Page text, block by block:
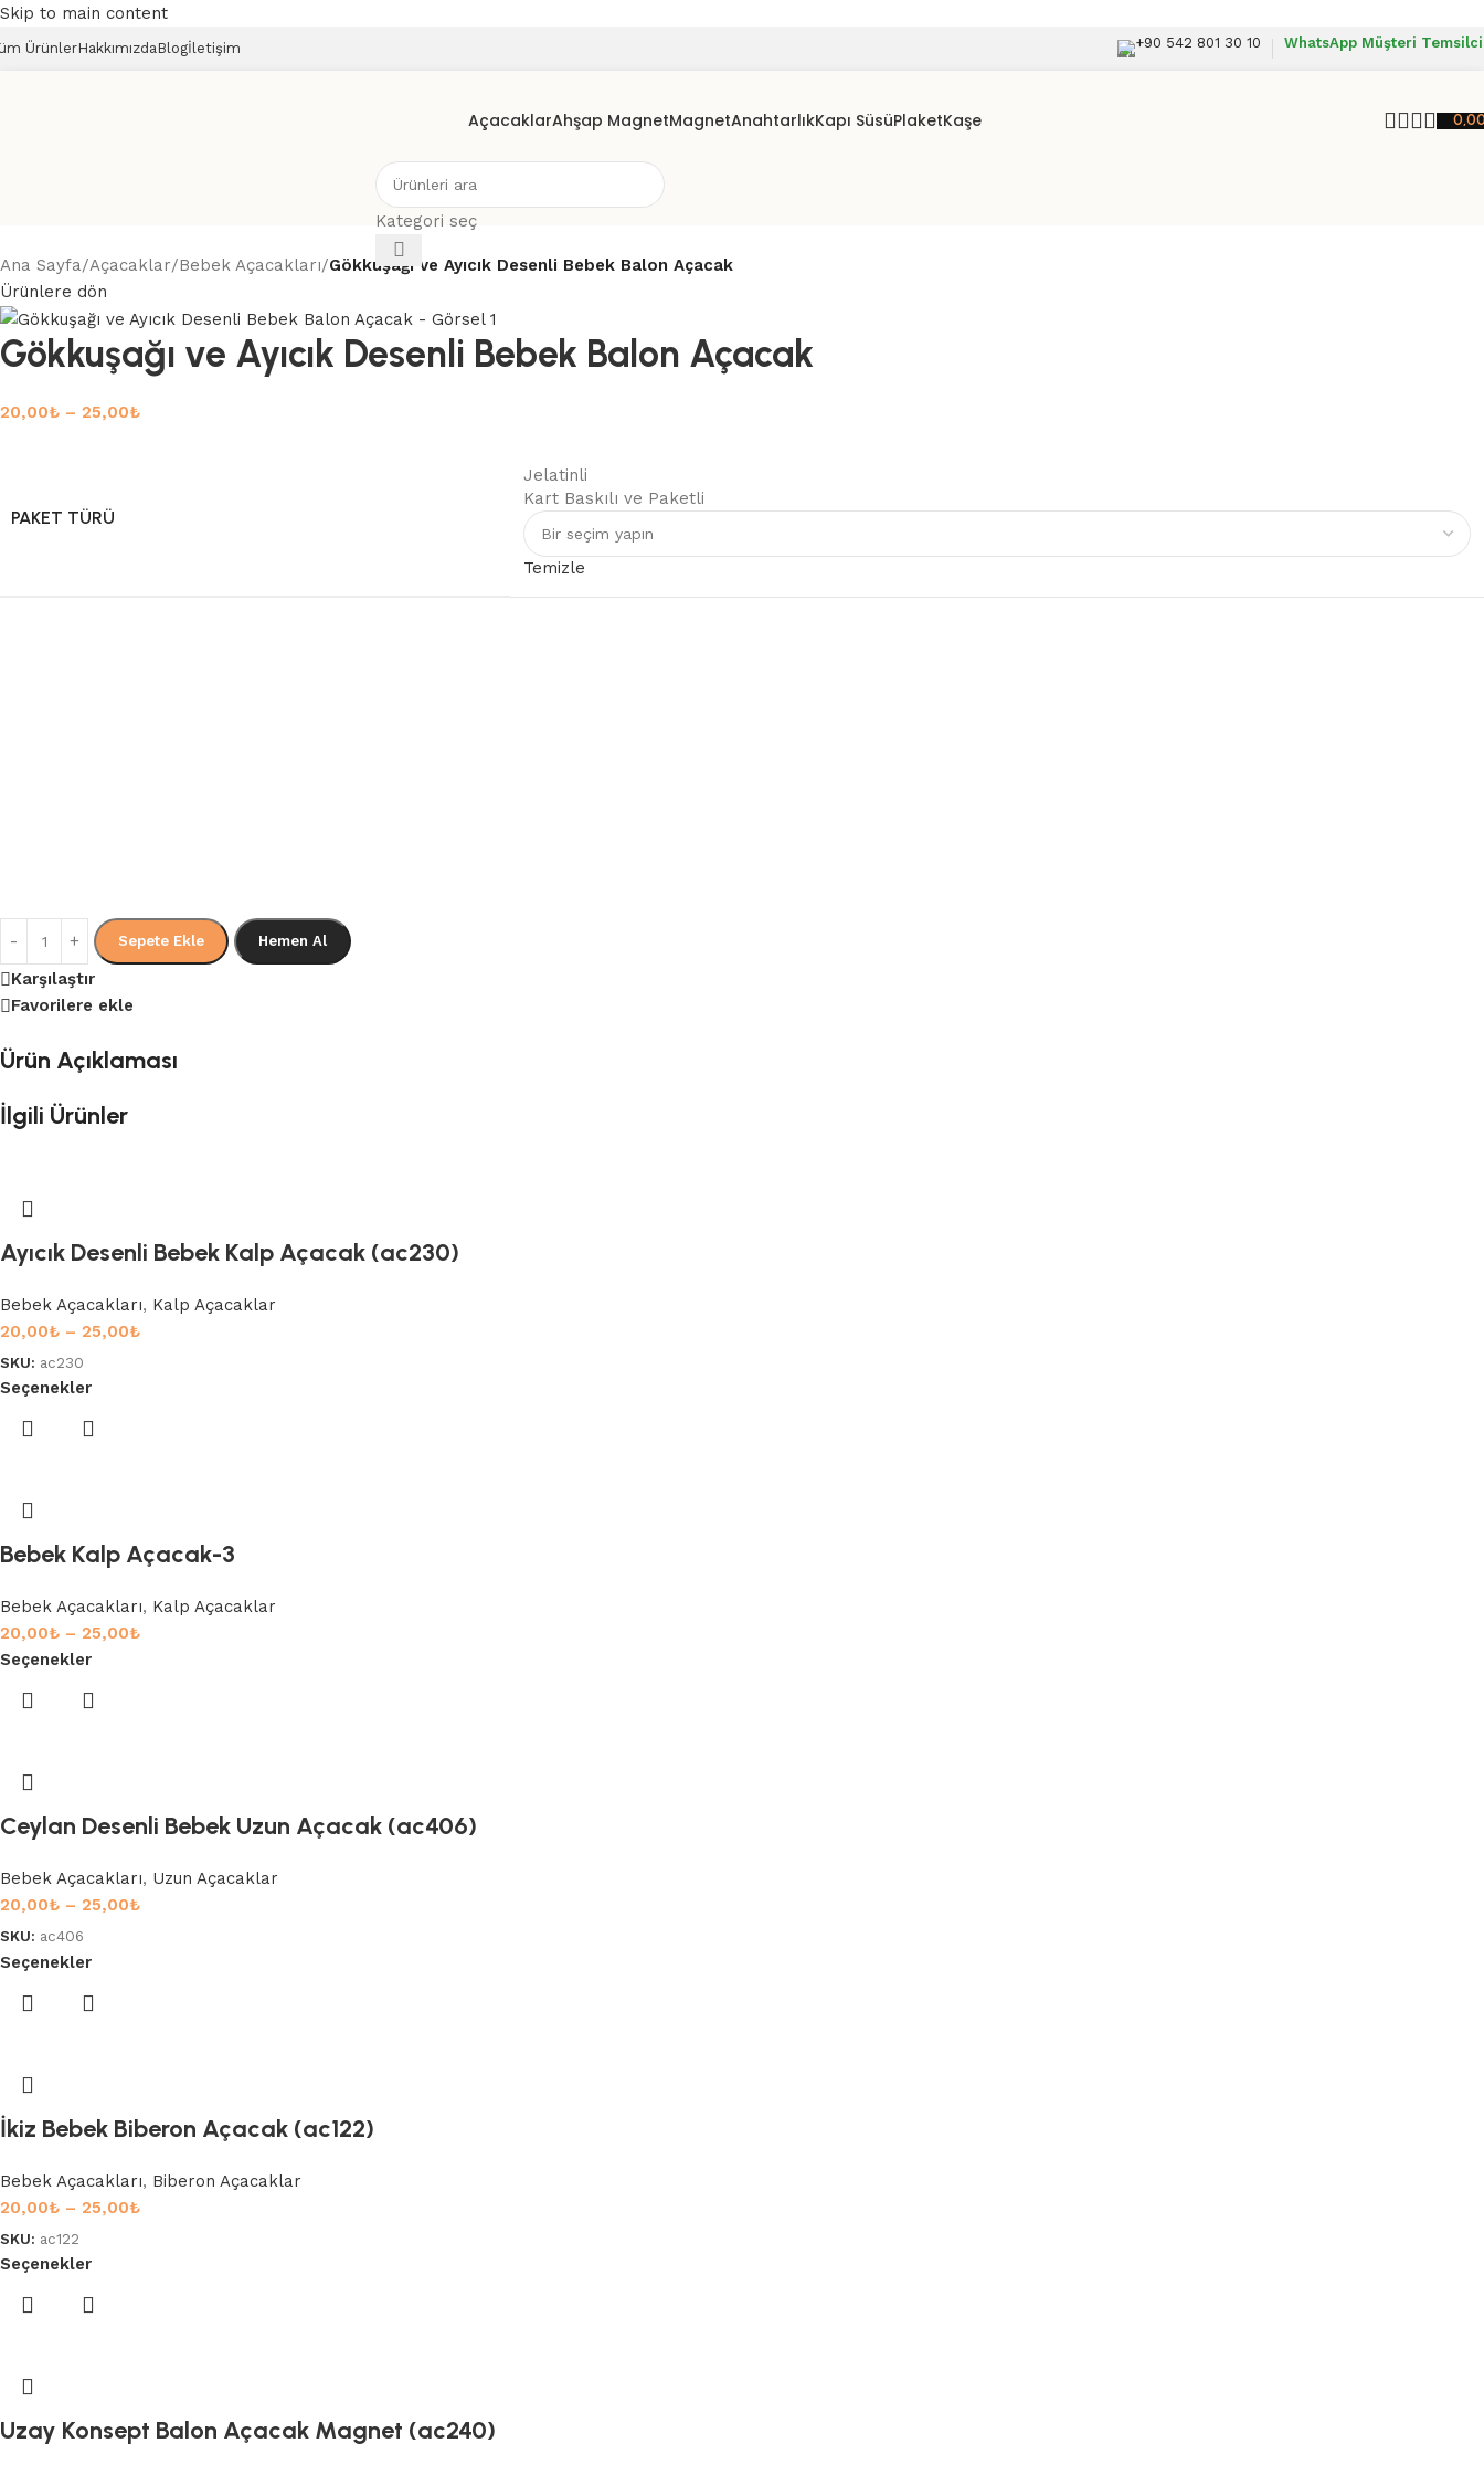
Skip to main content
ÜrünlerHakkımızdaBlogİletişim +90 542 801 30 10 WhatsApp Müşteri
AçacaklarAhşap MagnetMagnetAnahtarlıkKapı SüsüPlaketKaşe
Kategori seç
Ana Sayfa/Açacaklar/Bebek Açacakları/Gökkuşağı ve Ayıcık Desenli Bebek Balon Açacak
Ürünlere dön
Gökkuşağı ve Ayıcık Desenli Bebek Balon Açacak
20,00₺ – 25,00₺
PAKET TÜRÜ
Jelatinli
Kart Baskılı ve Paketli
Temizle
Sepete Ekle Hemen Al
Karşılaştır
Favorilere ekle
Ürün Açıklaması
İlgili Ürünler
Ayıcık Desenli Bebek Kalp Açacak (ac230)
Bebek Açacakları, Kalp Açacaklar
20,00₺ – 25,00₺
SKU: ac230
Seçenekler
Bebek Kalp Açacak-3
Bebek Açacakları, Kalp Açacaklar
20,00₺ – 25,00₺
Seçenekler
Ceylan Desenli Bebek Uzun Açacak (ac406)
Bebek Açacakları, Uzun Açacaklar
20,00₺ – 25,00₺
SKU: ac406
Seçenekler
İkiz Bebek Biberon Açacak (ac122)
Bebek Açacakları, Biberon Açacaklar
20,00₺ – 25,00₺
SKU: ac122
Seçenekler
Uzay Konsept Balon Açacak Magnet (ac240)